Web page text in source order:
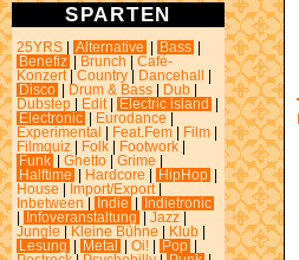
SPARTEN
25YRS Alternative Bass
Benefiz
Brunch
Café-
Konzert
Country Dancehall
Disco
Drum & Bass Dub
Dubstep
Edit Electric island
Electronic
Eurodance
Experimental
Feat.Fem Film
Filmquiz
Folk Footwork
Funk
Ghetto Grime
Halftime
Hardcore HipHop
House
Import/Export
Inbetween
Indie
Indietronic
Infoveranstaltung Jazz
Jungle
Kleine Bühne Klub
Lesung
Metal Oi! Pop